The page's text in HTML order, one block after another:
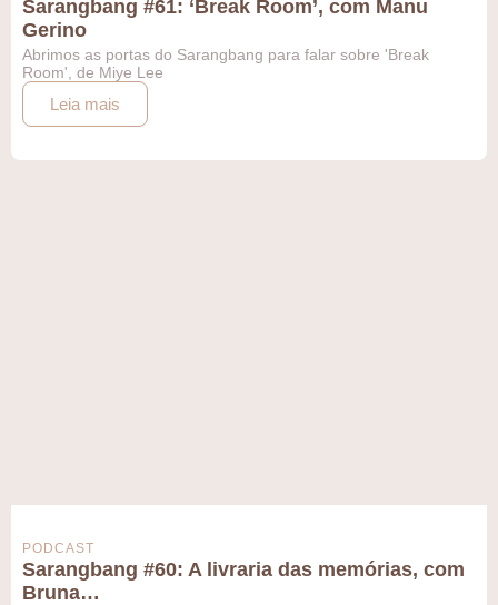
Sarangbang #61: ‘Break Room’, com Manu
Gerino
Abrimos as portas do Sarangbang para falar sobre 'Break
Room', de Miye Lee
Leia mais
PODCAST
Sarangbang #60: A livraria das memórias, com
Bruna…